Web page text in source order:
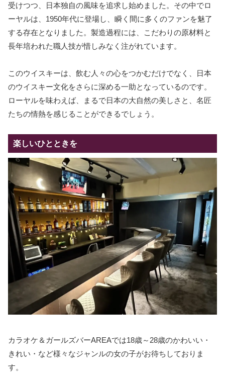
受けつつ、日本独自の風味を追求し始めました。その中でロ
ーヤルは、1950年代に登場し、瞬く間に多くのファンを魅了
する存在となりました。製造過程には、こだわりの原材料と
長年培われた職人技が惜しみなく注がれています。
このウイスキーは、飲む人々の心をつかむだけでなく、日本
のウイスキー文化をさらに深める一助となっているのです。
ローヤルを味わえば、まるで日本の大自然の美しさと、名匠
たちの情熱を感じることができるでしょう。
楽しいひとときを
カラオケ＆ガールズバーAREAでは18歳～28歳のかわいい・
きれい・など様々なジャンルの女の子がお待ちしておりま
す。